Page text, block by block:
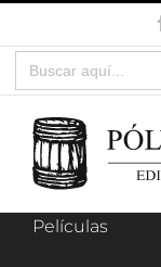
al
contenido
Buscar:
Películas